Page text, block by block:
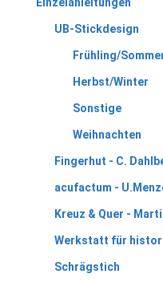
UB-Stickdesign
Frühling/
Herbst/Winter
Sonstige
Weihnachten
Fingerhut - C.
acufactum -
Kreuz & Quer -
Werkstatt für
Schrägstich